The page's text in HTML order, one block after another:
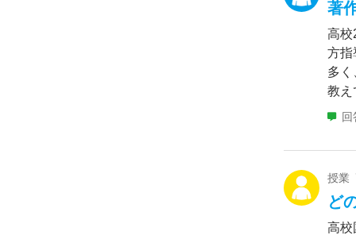
著
高校
方指
多
教え
授業
ど
高校